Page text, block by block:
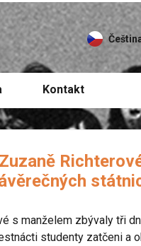
Kontakt
s manželem zbývaly tři
studenty zatčeni a